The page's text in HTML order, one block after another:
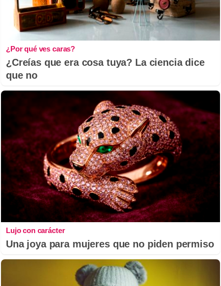
¿Por qué ves caras?
¿Creías que era cosa tuya? La ciencia dice
que no
Lujo con carácter
Una joya para mujeres que no piden permiso